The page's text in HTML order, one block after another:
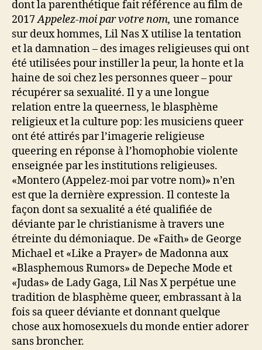
dont la parenthétique fait référence au film de
2017Appelez-moi par votre nom, une romance
sur deux hommes, Lil Nas X utilise la tentation
et la damnation – des images religieuses qui ont
été utilisées pour instiller la peur, la honte et la
haine de soi chez les personnes queer – pour
récupérer sa sexualité. Il y a une longue
relation entre la queerness, le blasphème
religieux et la culture pop: les musiciens queer
ont été attirés par l’imagerie religieuse
queering en réponse à l’homophobie violente
enseignée par les institutions religieuses.
«Montero (Appelez-moi par votre nom)» n’en
est que la dernière expression. Il conteste la
façon dont sa sexualité a été qualifiée de
déviante par le christianisme à travers une
étreinte du démoniaque. De «Faith» de George
Michael et «Like a Prayer» de Madonna aux
«Blasphemous Rumors» de Depeche Mode et
«Judas» de Lady Gaga, Lil Nas X perpétue une
tradition de blasphème queer, embrassant à la
fois sa queer déviante et donnant quelque
chose aux homosexuels du monde entier adorer
sans broncher.